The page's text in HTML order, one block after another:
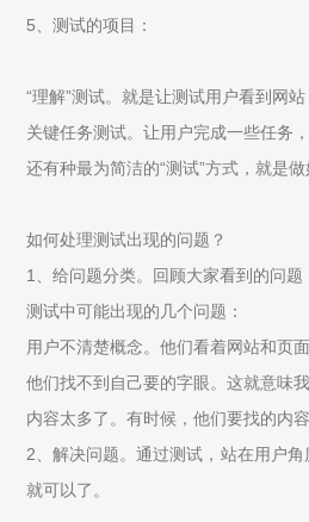
5、测试的项目：
“理解”测试。就是让测试用户看到网
关键任务测试。让用户完成一些任务
还有种最为简洁的“测试”方式，就是
如何处理测试出现的问题？
1、给问题分类。回顾大家看到的问题
测试中可能出现的几个问题：
用户不清楚概念。他们看着网站和页
他们找不到自己要的字眼。这就意味
内容太多了。有时候，他们要找的内
2、解决问题。通过测试，站在用户
就可以了。